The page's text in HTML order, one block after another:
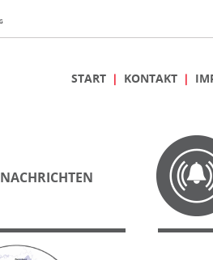
START KONTAKT
NACHRICHTEN